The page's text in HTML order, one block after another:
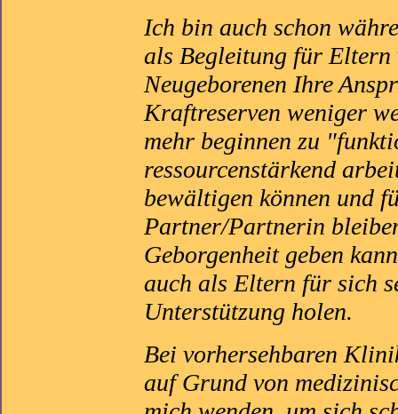
Ich bin auch schon
als Begleitung für Eltern
Neugeborenen Ihre
Kraftreserven weniger
mehr beginnen zu
ressourcenstärkend
bewältigen können und
Partner/Partnerin
Geborgenheit geben
auch als Eltern für sich
Unterstützung holen.
Bei vorhersehbaren
auf Grund von